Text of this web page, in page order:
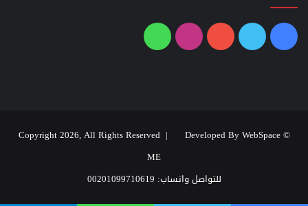
فيسبوك
تويتر يوتيوبانستقرامواتساب
© Copyright 2026, All Rights Reserved |
Developed By WebSpace
ME
للتواصل واتساب: 00201099710619